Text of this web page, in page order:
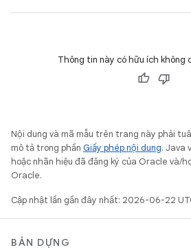
Thông tin này có hữu ích không
Nội dung và mã mẫu trên trang này phải
mô tả trong phần Giấy phép nội dung. Java
hoặc nhãn hiệu đã đăng ký của Oracle và/
Oracle.
Cập nhật lần gần đây nhất: 2026-06-22
BẢN DỰNG